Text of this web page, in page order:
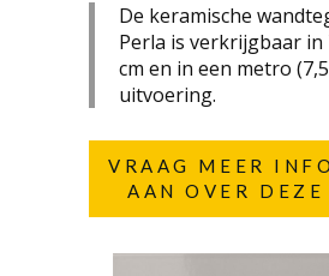
De keramische
Perla is verkrijgbaar in
cm en in een metro
uitvoering.
VRAAG MEER
AAN OVER DEZE